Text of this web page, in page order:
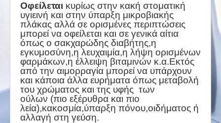
Οφείλεται κυρίως στην κακή στοματική
υγιεινή και στην ύπαρξη μικροβιακής
πλάκας αλλά σε ορισμένες περιπτώσεις
μπορεί να οφείλεται και σε γενικά αίτια
όπως ο σακχαρώδης διαβήτης,η
εγκυμοσύνη,η λευχαιμία,η λήψη ορισμένων
φαρμάκων,η έλλειψη βιταμινών κ.α.Εκτός
από την αιμορραγία μπορεί να υπάρχουν
και κάποια άλλα ευρήματα όπως μεταβολή
του χρώματος και της υφής των
ούλων (πιο εξέρυθρα και πιο
λεία),κακοσμία,ύπαρξη πόνου,οιδήματος ή
αλλαγή στη γεύση.